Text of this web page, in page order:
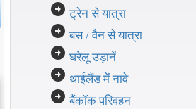
arrow_circle_right ट्रेन से यात्रा
arrow_circle_right बस / वैन से यात्रा
arrow_circle_right घरेलू उड़ानें
arrow_circle_right थाईलैंड में नावे
arrow_circle_right बैंकॉक परिवहन